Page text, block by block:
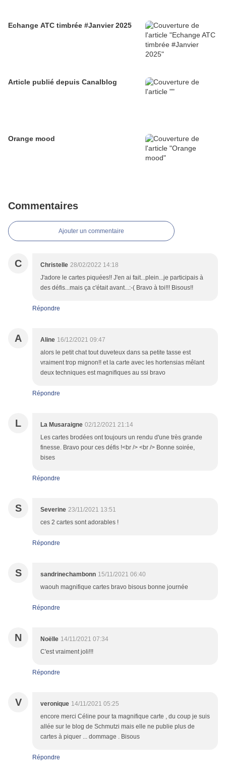
Echange ATC timbrée #Janvier 2025
Article publié depuis Canalblog
Orange mood
Commentaires
Ajouter un commentaire
C Christelle 28/02/2022 14:18
J'adore le cartes piquées!! J'en ai fait...plein...je participais à
des défis...mais ça c'était avant...:-( Bravo à toi!!! Bisous!!
Répondre
A Aline 16/12/2021 09:47
alors le petit chat tout duveteux dans sa petite tasse est
vraiment trop mignon!! et la carte avec les hortensias mêlant
deux techniques est magnifiques au ssi bravo
Répondre
L La Musaraigne 02/12/2021 21:14
Les cartes brodées ont toujours un rendu d'une très grande
finesse. Bravo pour ces défis !<br /> <br /> Bonne soirée,
bises
Répondre
S Severine 23/11/2021 13:51
ces 2 cartes sont adorables !
Répondre
S sandrinechambonn 15/11/2021 06:40
waouh magnifique cartes bravo bisous bonne journée
Répondre
N Noëlle 14/11/2021 07:34
C'est vraiment joli!!!
Répondre
V veronique 14/11/2021 05:25
encore merci Céline pour ta magnifique carte , du coup je suis
allée sur le blog de Schmutzi mais elle ne publie plus de
cartes à piquer ... dommage . Bisous
Répondre